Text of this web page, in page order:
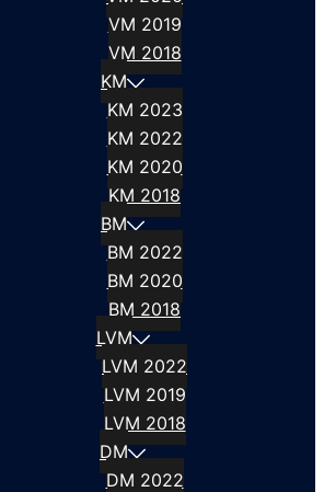
VM 2019
VM 2018
KM
KM 2023
KM 2022
KM 2020
KM 2018
BM
BM 2022
BM 2020
BM 2018
LVM
LVM 2022
LVM 2019
LVM 2018
DM
DM 2022